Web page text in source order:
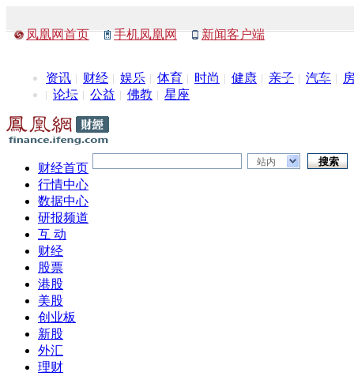
凤凰网首页 手机凤凰网 新闻客户端
资讯 财经 娱乐 体育 时尚 健康 亲子 汽车
论坛
公益 佛教 星座
站内
财经首页
行情中心
数据中心
研报频道
互 动
财经
股票
港股
美股
创业板
新股
外汇
理财